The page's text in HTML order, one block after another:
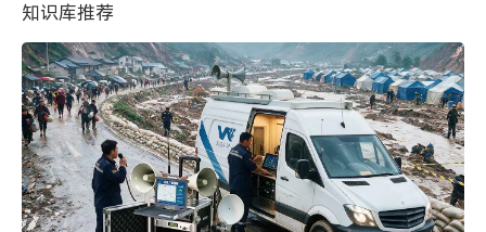
知识库推荐